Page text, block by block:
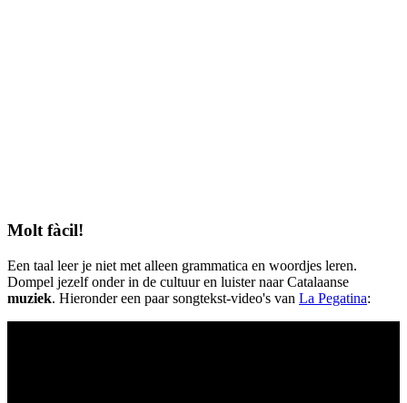
Molt fàcil!
Een taal leer je niet met alleen grammatica en woordjes leren.
Dompel jezelf onder in de cultuur en luister naar Catalaanse
muziek. Hieronder een paar songtekst-video's van La Pegatina: